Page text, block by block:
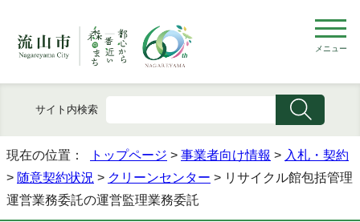
メニュー
サイト内検索
現在の位置： トップページ > 事業者向け情報 > 入札・契約
> 随意契約状況 > クリーンセンター > リサイクル館包括管理
運営業務委託の運営監理業務委託